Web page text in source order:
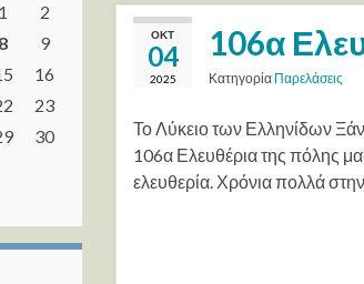
ΟΚΤ
04
2025
106α
Κατηγορία Παρελάσεις
Το Λύκειο των Ελληνίδων
106α Ελευθέρια της πόλης
ελευθερία. Χρόνια πολλά
1
2
8
9
16
23
30